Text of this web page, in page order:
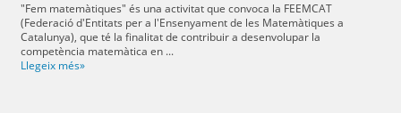
"Fem matemàtiques" és una activitat que convoca la FEEMCAT
(Federació d'Entitats per a l'Ensenyament de les Matemàtiques a
Catalunya), que té la finalitat de contribuir a desenvolupar la
competència matemàtica en ...
Llegeix més»